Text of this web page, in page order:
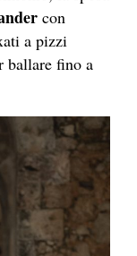
con
a pizzi
ballare fino a